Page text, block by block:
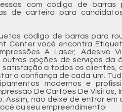
com código de barras
de carteira para
código de barras para
Center você encontra
A Laser, Adesivo
outras opções de serviços da
satisfação a todos os clientes,
a confiança de cada um.
modernos e
De Cartões De Visitas,
Assim, não deixe de entrar
ou seu empreendimento!